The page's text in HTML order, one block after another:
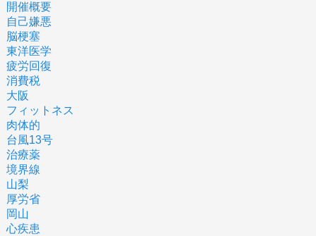
開催概要
自己嫌悪
脳梗塞
東洋医学
疲労回復
消費税
大阪
フィットネス
肉体的
台風13号
治療薬
境界線
山梨
厚労省
岡山
心疾患